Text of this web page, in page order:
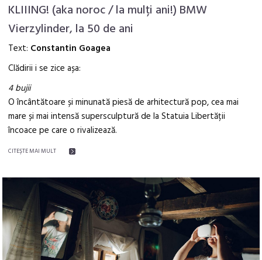
KLIIING! (aka noroc / la mulți ani!) BMW
Vierzylinder, la 50 de ani
Text: Constantin Goagea
Clădirii i se zice așa:
4 bujii
O încântătoare și minunată piesă de arhitectură pop, cea mai
mare și mai intensă supersculptură de la Statuia Libertății
încoace pe care o rivalizează.
CITEŞTE MAI MULT